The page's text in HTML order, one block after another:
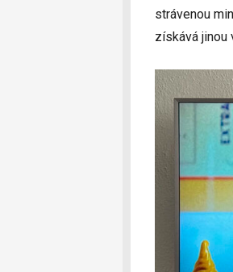
strávenou
získává jinou